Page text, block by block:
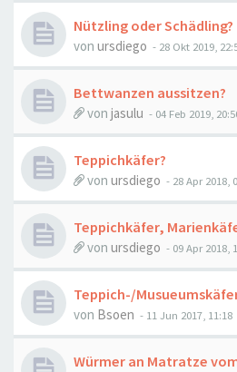
Nützling oder Schädling?
von ursdiego - 28 Okt 2019,
Bettwanzen aussitzen?
von jasulu - 04 Feb 2019,
Teppichkäfer?
von ursdiego - 28 Apr 2018,
Teppichkäfer,
von ursdiego - 09 Apr 2018,
Teppich-/
von Bsoen - 11 Jun 2017, 11:18
Würmer an Matratze